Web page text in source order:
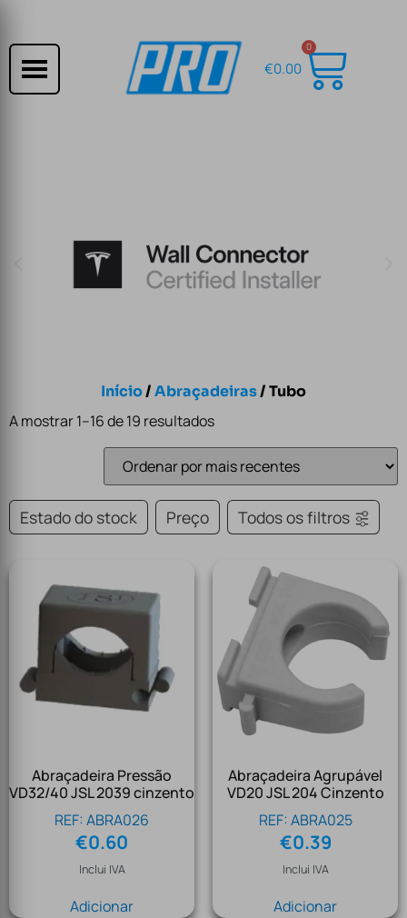
€0.00
0
Início/Abraçadeiras/ Tubo
A mostrar 1–16 de 19 resultados
Estado do stock Preço Todos os filtros
Abraçadeira Pressão
VD32/40 JSL 2039 cinzento
REF: ABRA026
€0.60
Inclui IVA
Adicionar
Abraçadeira Agrupável
VD20 JSL 204 Cinzento
REF: ABRA025
€0.39
Inclui IVA
Adicionar